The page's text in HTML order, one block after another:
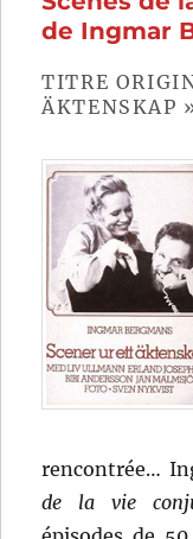
de Ingmar
TITRE
ÄKTENSKAP
rencontrée…
de la vie